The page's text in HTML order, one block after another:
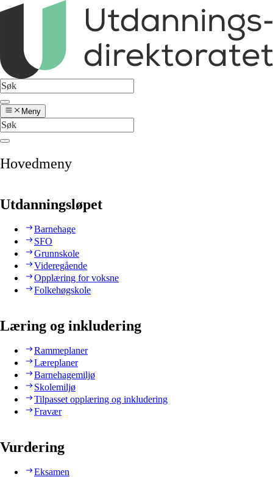
Meny
Hovedmeny
Utdanningsløpet
Barnehage
SFO
Grunnskole
Videregående
Opplæring for voksne
Folkehøgskole
Læring og inkludering
Rammeplaner
Læreplaner
Barnehagemiljø
Skolemiljø
Tilpasset opplæring og inkludering
Fravær
Vurdering
Eksamen